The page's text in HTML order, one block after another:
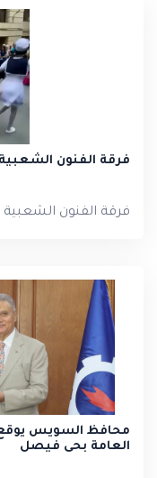
فرقة الفنون
فرقة الفنون
محافظ السويس يوقع
العامة بحى فيصل